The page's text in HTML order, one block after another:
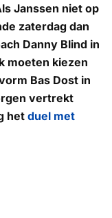
Janssen niet op
zaterdag dan
Danny Blind in
moeten kiezen
Bas Dost in
vertrekt
het duel met